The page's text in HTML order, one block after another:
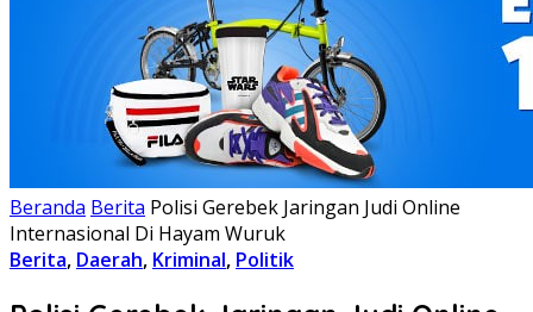
Beranda Berita Polisi Gerebek Jaringan Judi Online
Internasional Di Hayam Wuruk
Berita, Daerah, Kriminal, Politik